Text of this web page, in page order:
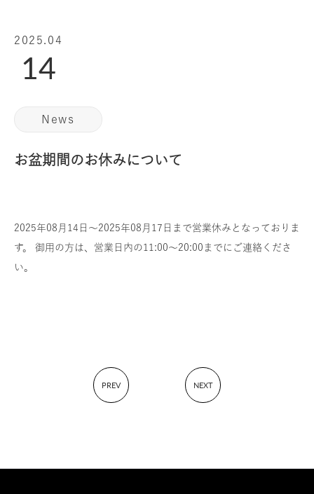
2025.04
14
News
お盆期間のお休みについて
2025年08月14日～2025年08月17日まで営業休みとなっておりま
す。 御用の方は、営業日内の11:00～20:00までにご連絡くださ
い。
PREV NEXT